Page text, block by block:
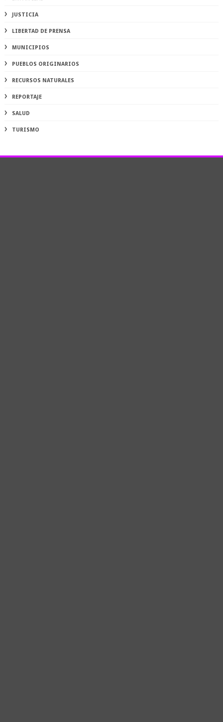
JUSTICIA
LIBERTAD DE PRENSA
MUNICIPIOS
PUEBLOS ORIGINARIOS
RECURSOS NATURALES
REPORTAJE
SALUD
TURISMO